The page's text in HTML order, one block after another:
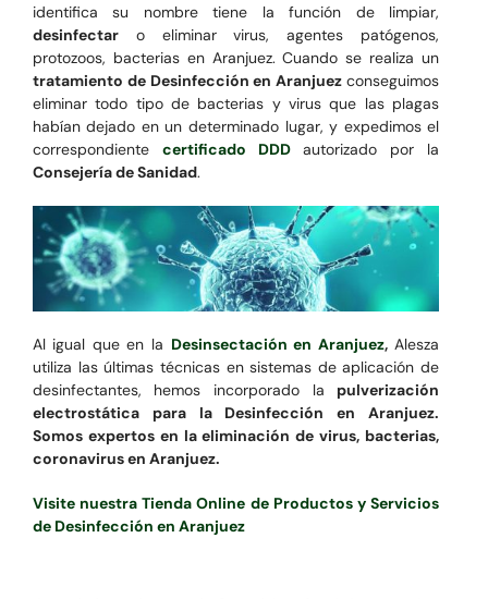
identifica su nombre tiene la función de limpiar,
desinfectaro eliminar virus, agentes patógenos,
protozoos, bacterias en Aranjuez. Cuando se realiza un
tratamiento de Desinfección en Aranjuezconseguimos
eliminar todo tipo de bacterias y virus que las plagas
habían dejado en un determinado lugar, y expedimos el
correspondiente certificado DDDautorizado por la
Consejería de Sanidad.
Al igual que en la Desinsectación en Aranjuez,Alesza
utiliza las últimas técnicas en sistemas de aplicación de
desinfectantes, hemos incorporado la pulverización
electrostática para la Desinfección en Aranjuez.
Somos expertos en la eliminación de virus, bacterias,
coronavirus en Aranjuez.
Visite nuestra Tienda Online de Productos y Servicios
de Desinfección en Aranjuez